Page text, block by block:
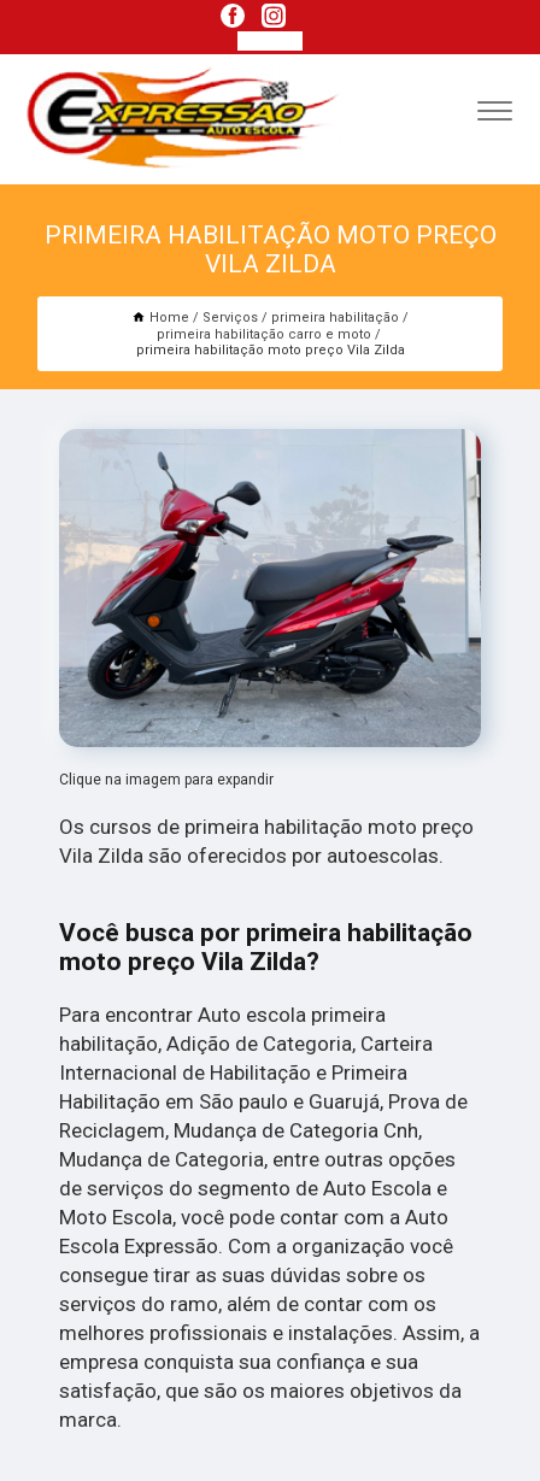
PRIMEIRA HABILITAÇÃO MOTO PREÇO
VILA ZILDA
Home Serviços
primeira habilitação
primeira habilitação carro e moto
primeira habilitação moto preço Vila Zilda
Clique na imagem para expandir
Os cursos de primeira habilitação moto preço
Vila Zilda são oferecidos por autoescolas.
Você busca por primeira habilitação
moto preço Vila Zilda?
Para encontrar Auto escola primeira
habilitação, Adição de Categoria, Carteira
Internacional de Habilitação e Primeira
Habilitação em São paulo e Guarujá, Prova de
Reciclagem, Mudança de Categoria Cnh,
Mudança de Categoria, entre outras opções
de serviços do segmento de Auto Escola e
Moto Escola, você pode contar com a Auto
Escola Expressão. Com a organização você
consegue tirar as suas dúvidas sobre os
serviços do ramo, além de contar com os
melhores profissionais e instalações. Assim, a
empresa conquista sua confiança e sua
satisfação, que são os maiores objetivos da
marca.